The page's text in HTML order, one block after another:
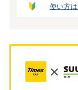
使い方